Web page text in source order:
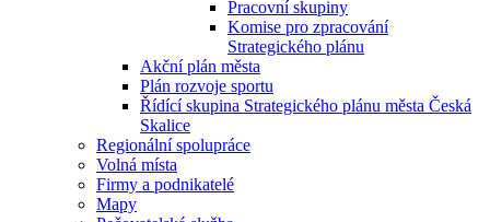
Pracovní skupiny
Komise pro zpracování
Strategického plánu
Akční plán města
Plán rozvoje sportu
Řídící skupina Strategického plánu města Česká
Skalice
Regionální spolupráce
Volná místa
Firmy a podnikatelé
Mapy